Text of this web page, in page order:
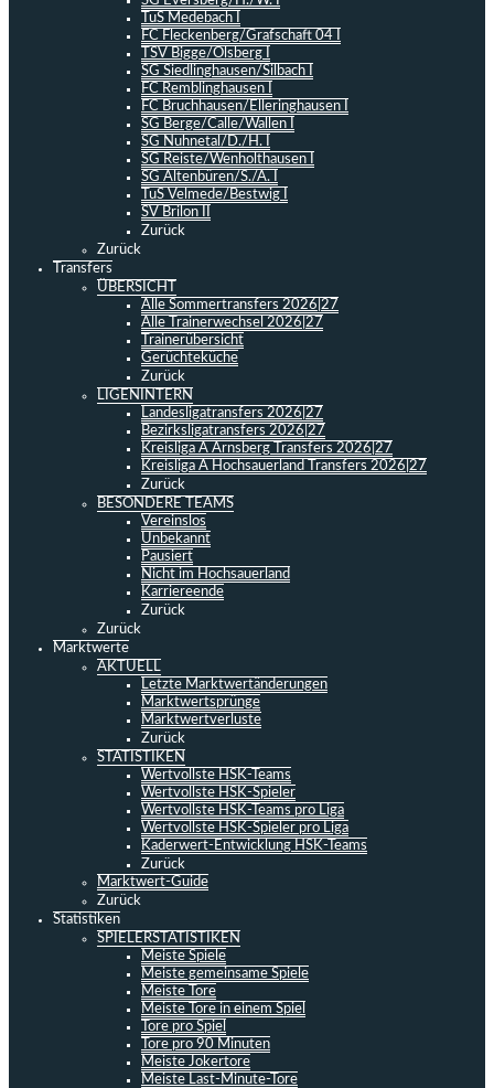
TuS Medebach I
FC Fleckenberg/Grafschaft 04 I
TSV Bigge/Olsberg I
SG Siedlinghausen/Silbach I
FC Remblinghausen I
FC Bruchhausen/Elleringhausen I
SG Berge/Calle/Wallen I
SG Nuhnetal/D./H. I
SG Reiste/Wenholthausen I
SG Altenbüren/S./A. I
TuS Velmede/Bestwig I
SV Brilon II
Zurück
Zurück
Transfers
ÜBERSICHT
Alle Sommertransfers 2026|27
Alle Trainerwechsel 2026|27
Trainerübersicht
Gerüchteküche
Zurück
LIGENINTERN
Landesligatransfers 2026|27
Bezirksligatransfers 2026|27
Kreisliga A Arnsberg Transfers 2026|27
Kreisliga A Hochsauerland Transfers 2026|27
Zurück
BESONDERE TEAMS
Vereinslos
Unbekannt
Pausiert
Nicht im Hochsauerland
Karriereende
Zurück
Zurück
Marktwerte
AKTUELL
Letzte Marktwertänderungen
Marktwertsprünge
Marktwertverluste
Zurück
STATISTIKEN
Wertvollste HSK-Teams
Wertvollste HSK-Spieler
Wertvollste HSK-Teams pro Liga
Wertvollste HSK-Spieler pro Liga
Kaderwert-Entwicklung HSK-Teams
Zurück
Marktwert-Guide
Zurück
Statistiken
SPIELERSTATISTIKEN
Meiste Spiele
Meiste gemeinsame Spiele
Meiste Tore
Meiste Tore in einem Spiel
Tore pro Spiel
Tore pro 90 Minuten
Meiste Jokertore
Meiste Last-Minute-Tore